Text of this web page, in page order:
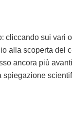
cliccando sui vari
alla scoperta del
ancora più
spiegazione